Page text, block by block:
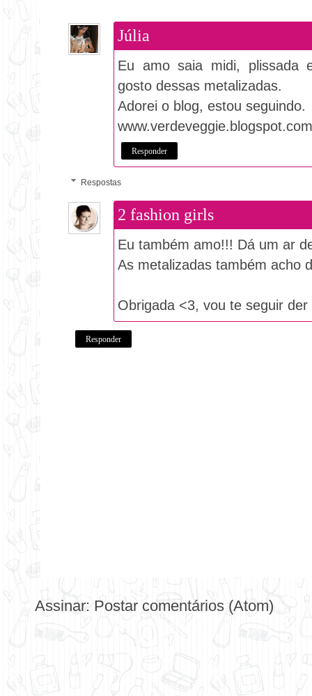
Júlia
Eu amo saia midi, plissada
gosto dessas metalizadas.
Adorei o blog, estou seguindo.
Responder
Respostas
2 fashion girls
Eu também amo!!! Dá um ar
As metalizadas também acho
Obrigada <3, vou te seguir der
Responder
Assinar: Postar comentários (Atom)